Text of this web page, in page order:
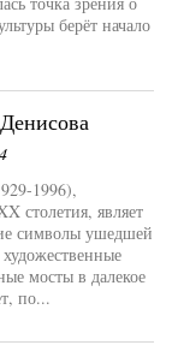
берёт начало
1996),
столетия, являет
символы ушедшей
мосты в далекое
по...